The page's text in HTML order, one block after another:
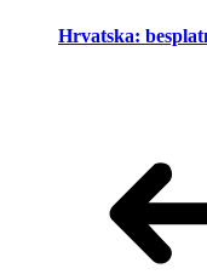
Hrvatska: